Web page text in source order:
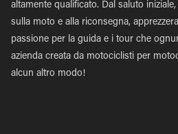
altamente qualificato. Dal saluto
sulla moto e alla riconsegna,
passione per la guida e i tour che
azienda creata da motociclisti per
alcun altro modo!